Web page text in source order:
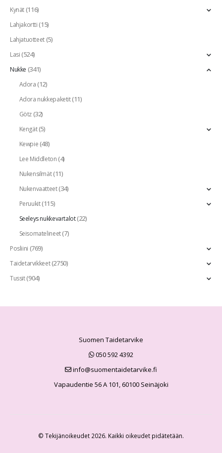
Kynät(116)
Lahjakortti(15)
Lahjatuotteet(5)
Lasi(524)
Nukke (341)
Adora(12)
Adora nukkepaketit(11)
Götz(32)
Kengät(5)
Kewpie(48)
Lee Middleton(4)
Nukensilmät(11)
Nukenvaatteet(34)
Peruukit(115)
Seeleys nukkevartalot(22)
Seisomatelineet(7)
Posliini (769)
Taidetarvikkeet(2750)
Tussit(904)
Suomen Taidetarvike
050 592 4392
info@suomentaidetarvike.fi
Vapaudentie 56 A 101, 60100 Seinäjoki
© Tekijänoikeudet 2026. Kaikki oikeudet pidätetään.